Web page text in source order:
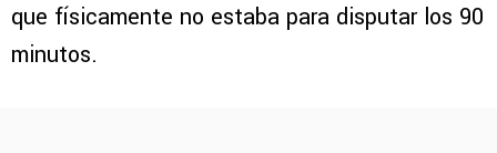
que físicamente no estaba para disputar los 90
minutos.